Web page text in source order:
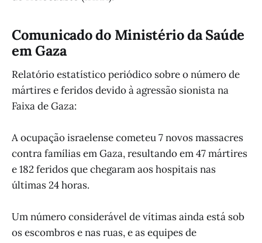
Comunicado do Ministério da Saúde
em Gaza
Relatório estatístico periódico sobre o número de
mártires e feridos devido à agressão sionista na
Faixa de Gaza:
A ocupação israelense cometeu 7 novos massacres
contra famílias em Gaza, resultando em 47 mártires
e 182 feridos que chegaram aos hospitais nas
últimas 24 horas.
Um número considerável de vítimas ainda está sob
os escombros e nas ruas, e as equipes de